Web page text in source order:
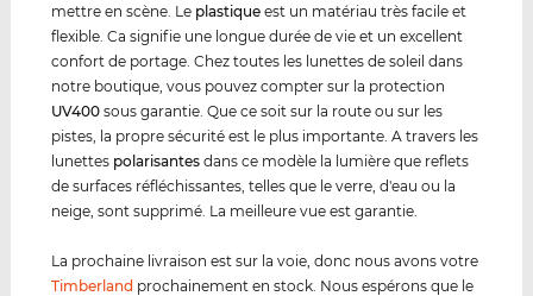
mettre en scène. Le plastique est un matériau très facile et
flexible. Ca signifie une longue durée de vie et un excellent
confort de portage. Chez toutes les lunettes de soleil dans
notre boutique, vous pouvez compter sur la protection
UV400 sous garantie. Que ce soit sur la route ou sur les
pistes, la propre sécurité est le plus importante. A travers les
lunettes polarisantes dans ce modèle la lumière que reflets
de surfaces réfléchissantes, telles que le verre, d'eau ou la
neige, sont supprimé. La meilleure vue est garantie.
La prochaine livraison est sur la voie, donc nous avons votre
Timberland prochainement en stock. Nous espérons que le